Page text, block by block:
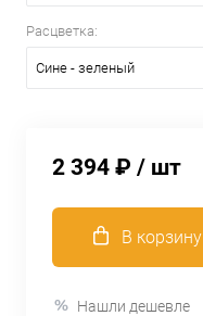
Расцветка:
Сине - зеленый
2 394 ₽ / шт
В корзину
Нашли дешевле